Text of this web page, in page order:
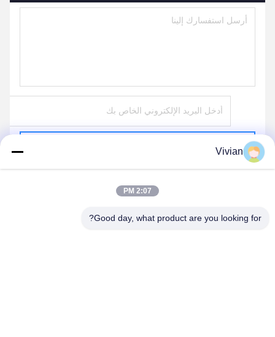
Vivian
2:07 PM
Good day, what product are you looking for?